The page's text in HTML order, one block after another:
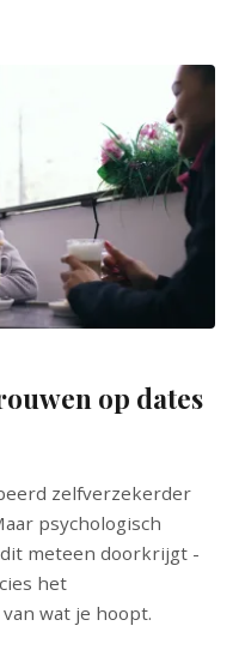
op dates
zelfverzekerder
psychologisch
meteen doorkrijgt -
het
wat je hoopt.